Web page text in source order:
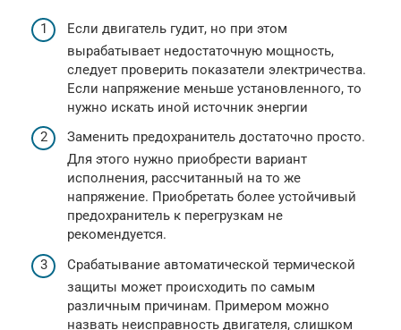
Если двигатель гудит, но при этом
вырабатывает недостаточную мощность,
следует проверить показатели электричества.
Если напряжение меньше установленного, то
нужно искать иной источник энергии
Заменить предохранитель достаточно просто.
Для этого нужно приобрести вариант
исполнения, рассчитанный на то же
напряжение. Приобретать более устойчивый
предохранитель к перегрузкам не
рекомендуется.
Срабатывание автоматической термической
защиты может происходить по самым
различным причинам. Примером можно
назвать неисправность двигателя, слишком